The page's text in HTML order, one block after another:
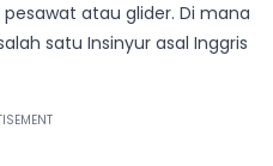
atau glider. Di mana
satu Insinyur asal Inggris